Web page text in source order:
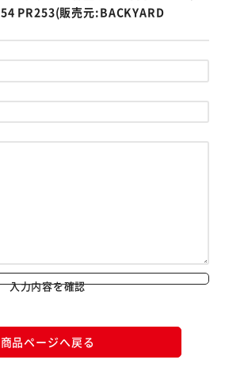
PR253(販売元:BACKYARD
入力内容を確認
商品ページへ戻る